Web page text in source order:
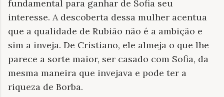
fundamental para ganhar de Sofia seu
interesse. A descoberta dessa mulher acentua
que a qualidade de Rubião não é a ambição e
sim a inveja. De Cristiano, ele almeja o que lhe
parece a sorte maior, ser casado com Sofia, da
mesma maneira que invejava e pode ter a
riqueza de Borba.